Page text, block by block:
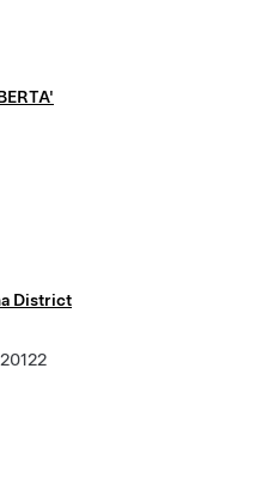
District